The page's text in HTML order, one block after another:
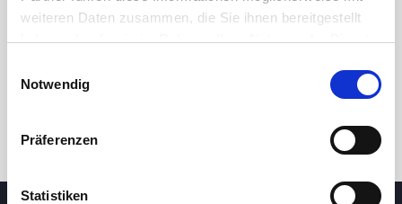
weiteren Daten zusammen, die Sie ihnen bereitgestellt
haben oder die sie im Rahmen Ihrer Nutzung der Dienste
Notwendig
Präferenzen
Statistiken
24 Std. 1M 3M 1J 5J